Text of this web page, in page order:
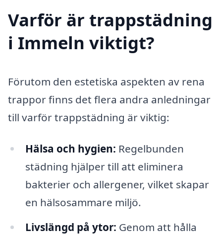
Varför är trappstädning
i Immeln viktigt?
Förutom den estetiska aspekten av rena
trappor finns det flera andra anledningar
till varför trappstädning är viktig:
Hälsa och hygien: Regelbunden
städning hjälper till att eliminera
bakterier och allergener, vilket skapar
en hälsosammare miljö.
Livslängd på ytor: Genom att hålla